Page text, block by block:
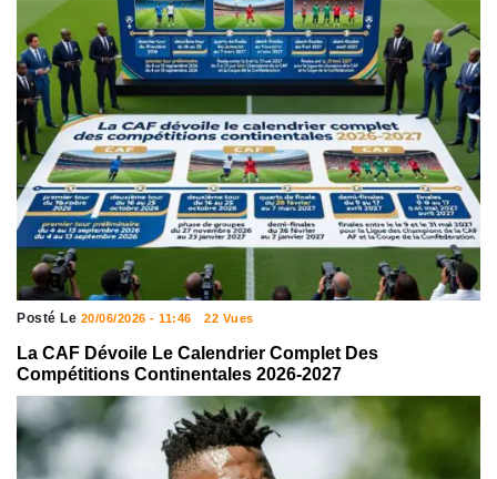
Posté Le 20/06/2026 - 11:46 22 Vues
La CAF Dévoile Le Calendrier Complet Des
Compétitions Continentales 2026-2027